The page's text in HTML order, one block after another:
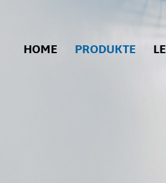
HOME PRODUKTE